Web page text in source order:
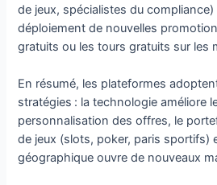
de jeux, spécialistes du compliance)
déploiement de nouvelles
gratuits ou les tours gratuits sur les
En résumé, les plateformes
stratégies : la technologie améliore
personnalisation des offres, le
de jeux (slots, poker, paris sportifs)
géographique ouvre de nouveaux